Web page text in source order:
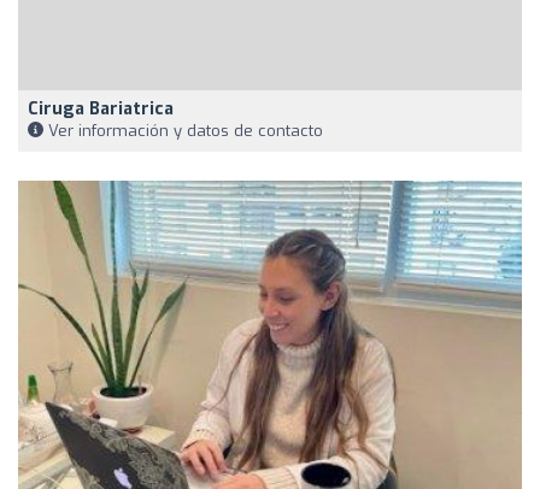
Ciruga Bariatrica
Ver información y datos de contacto